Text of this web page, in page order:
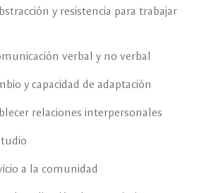
y resistencia para trabajar
verbal y no verbal
y capacidad de adaptación
relaciones interpersonales
a la comunidad